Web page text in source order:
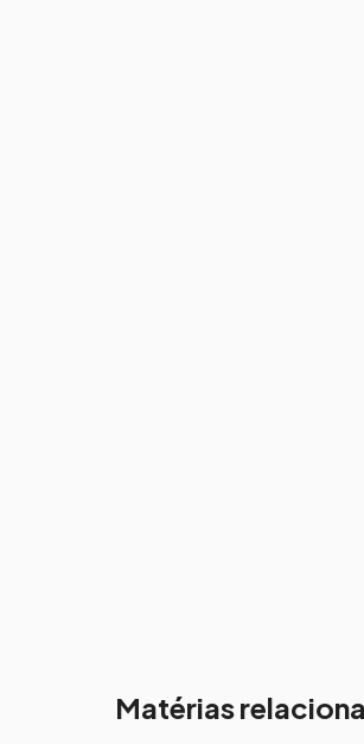
Matérias